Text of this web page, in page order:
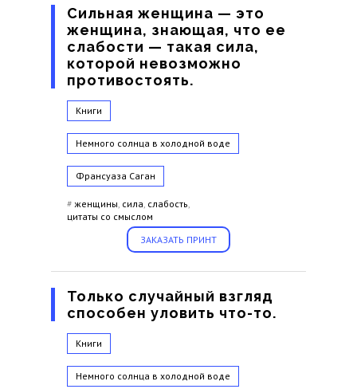
Сильная женщина — это
женщина, знающая, что ее
слабости — такая сила,
которой невозможно
противостоять.
Книги
Немного солнца в холодной воде
Франсуаза Саган
#женщины, сила, слабость,
цитаты со смыслом
ЗАКАЗАТЬ ПРИНТ
Только случайный взгляд
способен уловить что-то.
Книги
Немного солнца в холодной воде